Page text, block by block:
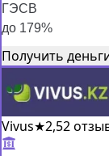
ГЭСВ
до 179%
Получить
Vivus★2,52